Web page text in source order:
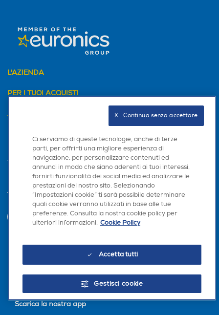
L'AZIENDA
PER I TUOI ACQUISTI
AREA CLIENTI
Trova negozio
INVIA
Scarica la nostra app
Ci serviamo di queste tecnologie, anche di terze
parti, per offrirti una migliore esperienza di
navigazione, per personalizzare contenuti ed
annunci in modo che siano aderenti ai tuoi interessi,
fornirti funzionalità dei social media ed analizzare le
prestazioni del nostro sito. Selezionando
“Impostazioni cookie” ti sarà possibile determinare
quali cookie verranno utilizzati in base alle tue
preferenze. Consulta la nostra cookie policy per
ulteriori informazioni. Cookie Policy
Accetta tutti
Gestisci cookie
X   Continua senza accettare